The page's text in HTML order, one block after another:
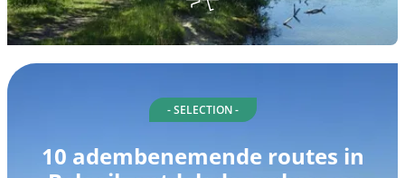
- SELECTION -
10 adembenemende routes in